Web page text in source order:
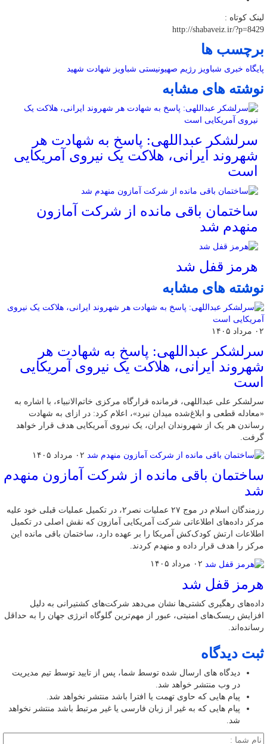
لینک کوتاه :
http://shabaveiz.ir/?p=8429
برچسب ها
پایگاه خبری شباویز رژیم صهیونیستی شباویز شهادت شهید
نوشته های مشابه
سرلشکر عبداللهی: پاسخ به شهادت هر
شهروند ایرانی، هلاکت یک نیروی آمریکایی
است
ساختمان باقی مانده از شرکت آمازون
منهدم شد
هرمز قفل شد
نوشته های مشابه
۰۲ مرداد ۱۴۰۵
سرلشکر عبداللهی: پاسخ به شهادت هر
شهروند ایرانی، هلاکت یک نیروی آمریکایی
است
سرلشکر علی عبداللهی، فرمانده قرارگاه مرکزی خاتم‌الانبیاء، با اشاره به
«معادله قطعی و ابلاغ‌شده میدان نبرد»، اعلام کرد: در ازای به شهادت
رساندن هر یک از شهروندان ایران، یک نیروی آمریکایی هدف قرار خواهد
گرفت.
۰۲ مرداد ۱۴۰۵
ساختمان باقی مانده از شرکت آمازون منهدم
شد
رزمندگان اسلام در موج ۲۷ عملیات نصر۲، در تکمیل عملیات قبلی خود علیه
مرکز داده‌های اطلاعاتی شرکت آمریکایی آمازون که نقش اصلی در تکمیل
اطلاعات ارتش کودک‌کش آمریکا را بر عهده دارد، ساختمان باقی مانده این
مرکز را هدف قرار داده و منهدم کردند.
۰۲ مرداد ۱۴۰۵
هرمز قفل شد
داده‌های رهگیری کشتی‌ها نشان می‌دهد شرکت‌های کشتیرانی به دلیل
افزایش ریسک‌های امنیتی، عبور از مهم‌ترین گلوگاه انرژی جهان را به حداقل
رسانده‌اند.
ثبت دیدگاه
دیدگاه های ارسال شده توسط شما، پس از تایید توسط تیم مدیریت
در وب منتشر خواهد شد.
پیام هایی که حاوی تهمت یا افترا باشد منتشر نخواهد شد.
پیام هایی که به غیر از زبان فارسی یا غیر مرتبط باشد منتشر نخواهد
شد.